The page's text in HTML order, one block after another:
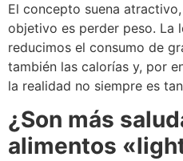
El concepto suena
objetivo es perder peso. La
reducimos el consumo de
también las calorías y, por
la realidad no siempre es
¿Son más
alimentos